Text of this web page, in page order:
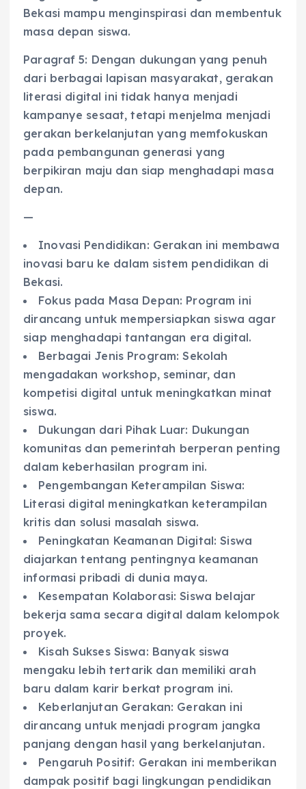
Bekasi mampu menginspirasi dan membentuk
masa depan siswa.
Paragraf 5: Dengan dukungan yang penuh
dari berbagai lapisan masyarakat, gerakan
literasi digital ini tidak hanya menjadi
kampanye sesaat, tetapi menjelma menjadi
gerakan berkelanjutan yang memfokuskan
pada pembangunan generasi yang
berpikiran maju dan siap menghadapi masa
depan.
—
Inovasi Pendidikan: Gerakan ini membawa
inovasi baru ke dalam sistem pendidikan di
Bekasi.
Fokus pada Masa Depan: Program ini
dirancang untuk mempersiapkan siswa agar
siap menghadapi tantangan era digital.
Berbagai Jenis Program: Sekolah
mengadakan workshop, seminar, dan
kompetisi digital untuk meningkatkan minat
siswa.
Dukungan dari Pihak Luar: Dukungan
komunitas dan pemerintah berperan penting
dalam keberhasilan program ini.
Pengembangan Keterampilan Siswa:
Literasi digital meningkatkan keterampilan
kritis dan solusi masalah siswa.
Peningkatan Keamanan Digital: Siswa
diajarkan tentang pentingnya keamanan
informasi pribadi di dunia maya.
Kesempatan Kolaborasi: Siswa belajar
bekerja sama secara digital dalam kelompok
proyek.
Kisah Sukses Siswa: Banyak siswa
mengaku lebih tertarik dan memiliki arah
baru dalam karir berkat program ini.
Keberlanjutan Gerakan: Gerakan ini
dirancang untuk menjadi program jangka
panjang dengan hasil yang berkelanjutan.
Pengaruh Positif: Gerakan ini memberikan
dampak positif bagi lingkungan pendidikan